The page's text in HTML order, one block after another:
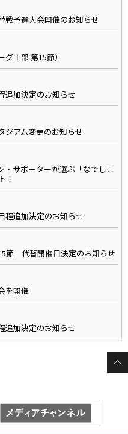
戦予選大会開催のお知らせ
１部 第15節）
追加決定のお知らせ
ジアム変更のお知らせ
・サポーターが選ぶ「なでしこ
！
追加決定のお知らせ
節 代替開催日決定のお知らせ
を開催
追加決定のお知らせ